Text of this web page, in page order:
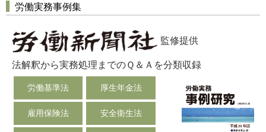
労働実務事例集
監修提供
法解釈から実務処理までのＱ＆Ａを分類収録
労働基準法 厚生年金法
雇用保険法 安全衛生法